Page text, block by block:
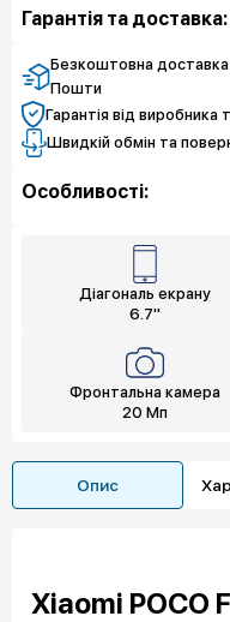
Гарантія та доставка:
Безкоштовна доставка
Пошти
Гарантія від виробника
Швидкій обмін та
Особливості:
Діагональ екрану
6.7"
Фронтальна камера
20 Мп
Опис
Xiaomi POCO